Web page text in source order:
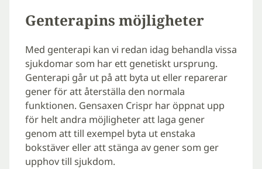
Genterapins möjligheter
Med genterapi kan vi redan idag behandla vissa
sjukdomar som har ett genetiskt ursprung.
Genterapi går ut på att byta ut eller reparerar
gener för att återställa den normala
funktionen. Gensaxen Crispr har öppnat upp
för helt andra möjligheter att laga gener
genom att till exempel byta ut enstaka
bokstäver eller att stänga av gener som ger
upphov till sjukdom.